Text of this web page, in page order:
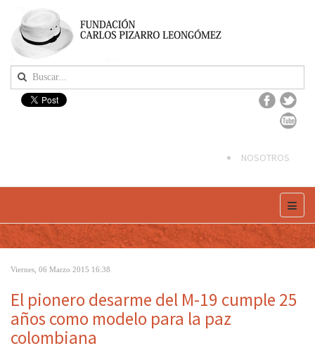
NOSOTROS
Viernes, 06 Marzo 2015 16:38
El pionero desarme del M-19 cumple 25
años como modelo para la paz
colombiana